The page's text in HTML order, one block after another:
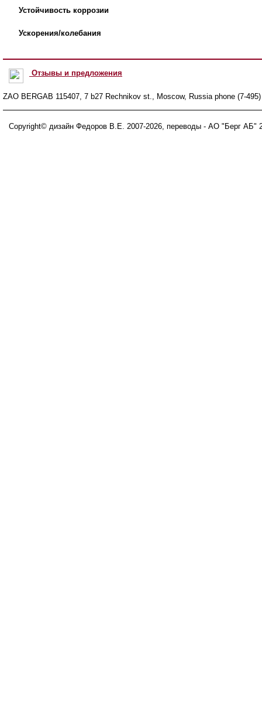
Устойчивость коррозии
Ускорения/колебания
Отзывы и предложения
ZAO BERGAB 115407, 7 b27 Rechnikov st., Moscow, Russia phone (7-
Copyright© дизайн Федоров В.Е. 2007-2026, переводы - АО "Берг АБ"